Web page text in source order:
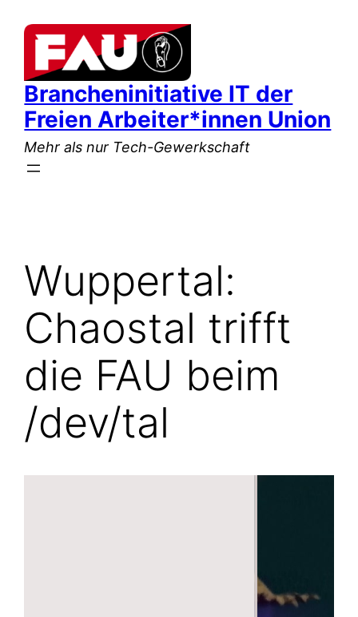
Inhalt
springen
Brancheninitiative IT der
Freien Arbeiter*innen Union
Mehr als nur Tech-Gewerkschaft
Wuppertal:
Chaostal trifft
die FAU beim
/dev/tal